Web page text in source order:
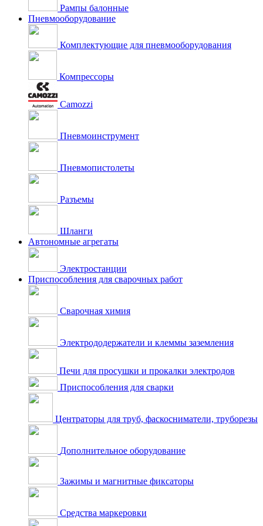
Рампы балонные
Пневмооборудование
Комплектующие для пневмооборудования
Компрессоры
Camozzi
Пневмоинструмент
Пневмопистолеты
Разъемы
Шланги
Автономные агрегаты
Электростанции
Приспособления для сварочных работ
Сварочная химия
Электрододержатели и клеммы заземления
Печи для просушки и прокалки электродов
Приспособления для сварки
Центраторы для труб, фаскосниматели, труборезы
Дополнительное оборудование
Зажимы и магнитные фиксаторы
Средства маркеровки